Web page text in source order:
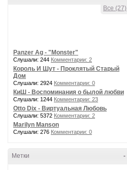
Все (27)
Panzer Ag - "Monster"
Слушали: 244 Комментарии: 2
Король И Шут - Проклятый Старый
Дом
Слушали: 2924 Комментарии: 0
КиШ - Воспоминания о былой любви
Слушали: 1244 Комментарии: 23
Otto Dix - Виртуальная Любовь
Слушали: 5372 Комментарии: 2
Marilyn Manson
Слушали: 276 Комментарии: 0
-
Метки